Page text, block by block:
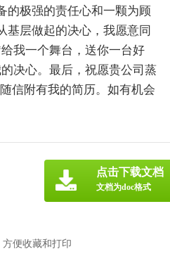
的极强的责任心和一颗为顾
基层做起的决心，我愿意同
我一个舞台，送你一台好
决心。最后，祝愿贵公司蒸
信附有我的简历。如有机会
便收藏和打印
点击下载文档
文档为doc格式